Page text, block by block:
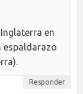
en
espaldarazo
Responder